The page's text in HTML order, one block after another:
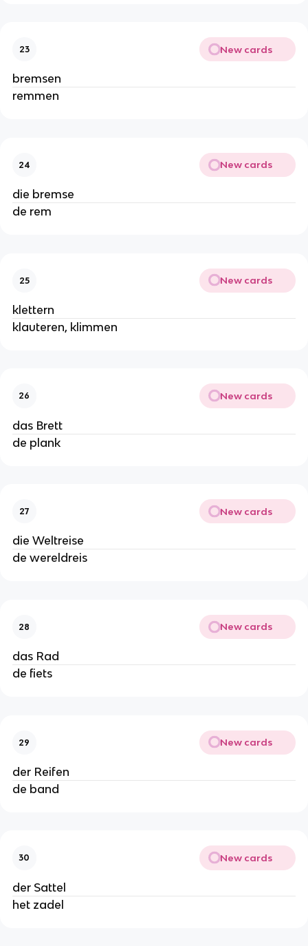
23 New cards
bremsen
remmen
24 New cards
die bremse
de rem
25 New cards
klettern
klauteren, klimmen
26 New cards
das Brett
de plank
27 New cards
die Weltreise
de wereldreis
28 New cards
das Rad
de fiets
29 New cards
der Reifen
de band
30 New cards
der Sattel
het zadel